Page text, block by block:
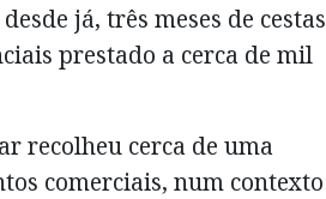
já, três meses de cestas
prestado a cerca de mil
recolheu cerca de uma
comerciais, num contexto